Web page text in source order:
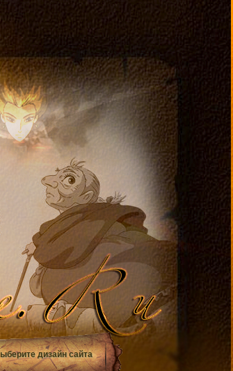
дизайн сайта